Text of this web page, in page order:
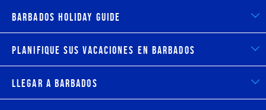
Barbados Holiday Guide
Planifique sus vacaciones en Barbados
Llegar a Barbados